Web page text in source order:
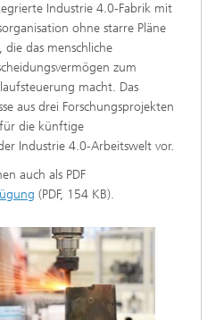
Industrie 4.0-Fabrik mit
ohne starre Pläne
das menschliche
zum
macht. Das
aus drei Forschungsprojekten
die künftige
Industrie 4.0-Arbeitswelt vor.
auch als PDF
(PDF, 154 KB).